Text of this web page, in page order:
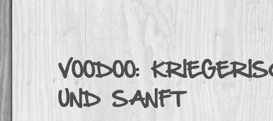
VOODOO:
UND SANFT